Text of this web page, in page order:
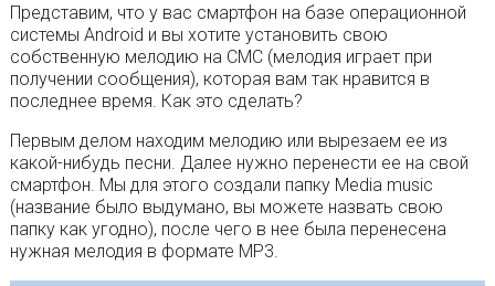
Представим, что у вас смартфон на базе операционной
системы Android и вы хотите установить свою
собственную мелодию на СМС (мелодия играет при
получении сообщения), которая вам так нравится в
последнее время. Как это сделать?
Первым делом находим мелодию или вырезаем ее из
какой-нибудь песни. Далее нужно перенести ее на свой
смартфон. Мы для этого создали папку Media music
(название было выдумано, вы можете назвать свою
папку как угодно), после чего в нее была перенесена
нужная мелодия в формате MP3.